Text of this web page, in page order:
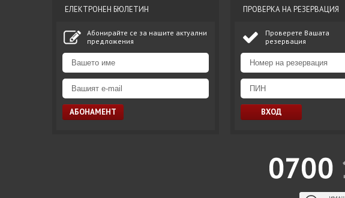
ЕЛЕКТРОНЕН БЮЛЕТИН
Абонирайте се за нашите актуални
предложения
ПРОВЕРКА НА РЕЗЕРВАЦИЯ
Проверете Вашата
резервация